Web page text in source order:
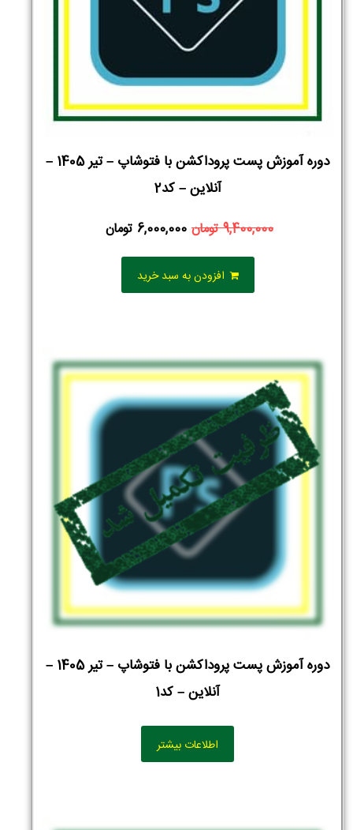
دوره آموزش پست پروداکشن با فتوشاپ – تیر 1405 –
آنلاین – کد2
9,400,000تومان 6,000,000 تومان
افزودن به سبد خرید
دوره آموزش پست پروداکشن با فتوشاپ – تیر 1405 –
آنلاین – کد1
اطلاعات بیشتر